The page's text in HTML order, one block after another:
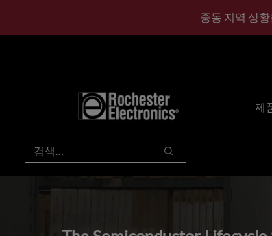
중동 지역 상
제
검색
검색